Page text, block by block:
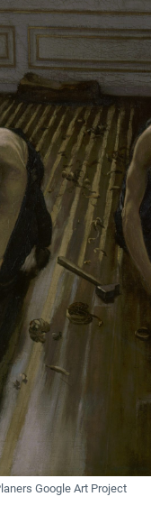
Google Art Project